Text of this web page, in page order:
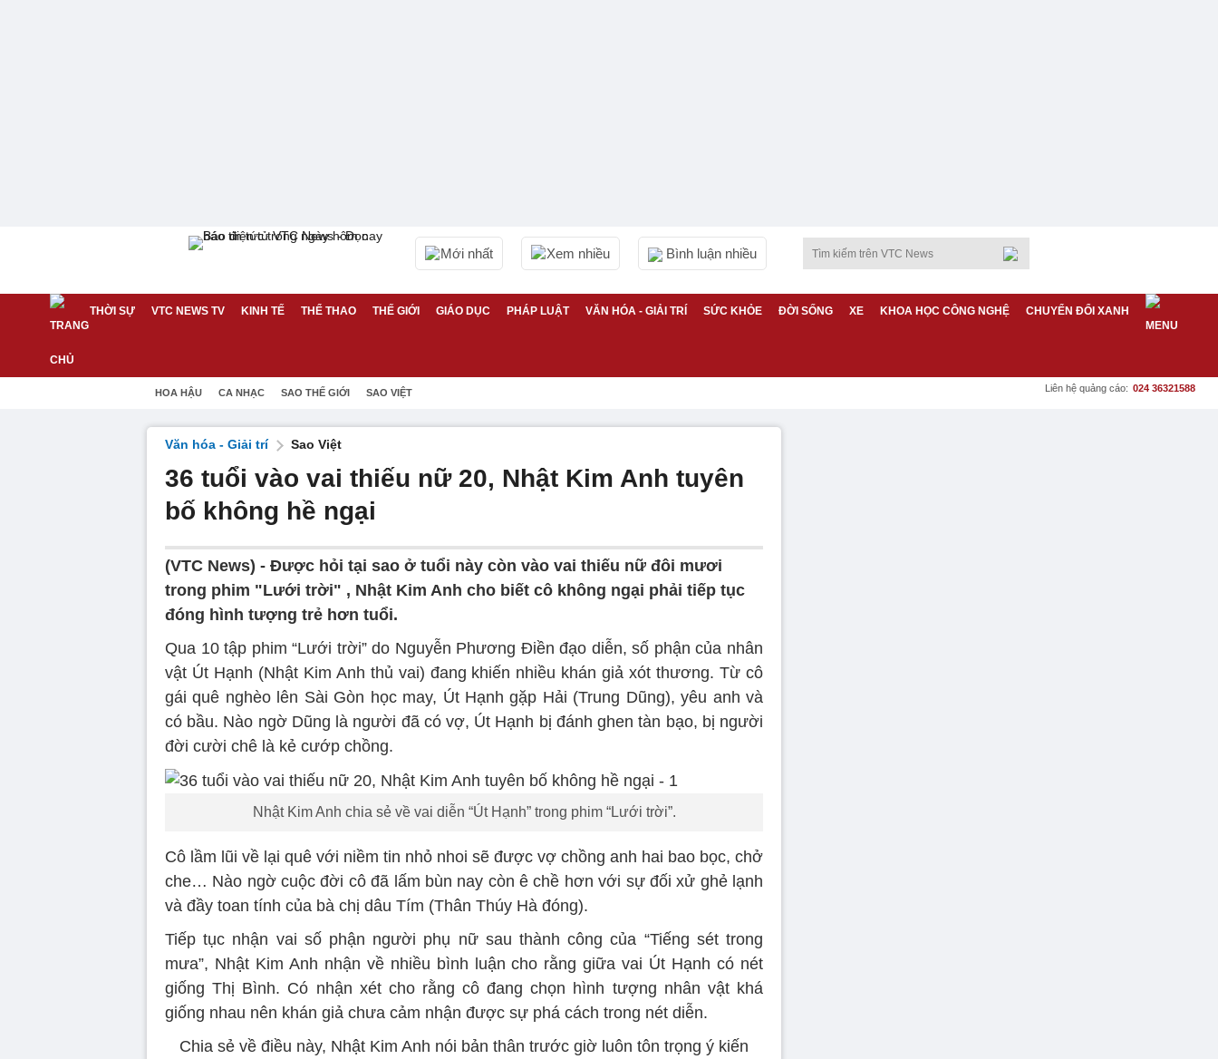
Mới nhất Xem nhiều Bình luận nhiều
THỜI SỰ VTC NEWS TV KINH TẾ THỂ THAO THẾ GIỚI GIÁO DỤC PHÁP LUẬT VĂN HÓA - GIẢI TRÍ SỨC KHỎE ĐỜI SỐNG XE KHOA HỌC CÔNG NGHỆ CHUYỂN ĐỔI XANH
HOA HẬU CA NHẠC SAO THẾ GIỚI SAO VIỆT Liên hệ quảng cáo: 024 36321588
Văn hóa - Giải trí Sao Việt
36 tuổi vào vai thiếu nữ 20, Nhật Kim Anh tuyên
bố không hề ngại
(VTC News) - Được hỏi tại sao ở tuổi này còn vào vai thiếu nữ đôi mươi
trong phim "Lưới trời" , Nhật Kim Anh cho biết cô không ngại phải tiếp tục
đóng hình tượng trẻ hơn tuổi.
Qua 10 tập phim “Lưới trời” do Nguyễn Phương Điền đạo diễn, số phận của nhân
vật Út Hạnh (Nhật Kim Anh thủ vai) đang khiến nhiều khán giả xót thương. Từ cô
gái quê nghèo lên Sài Gòn học may, Út Hạnh gặp Hải (Trung Dũng), yêu anh và
có bầu. Nào ngờ Dũng là người đã có vợ, Út Hạnh bị đánh ghen tàn bạo, bị người
đời cười chê là kẻ cướp chồng.
Nhật Kim Anh chia sẻ về vai diễn “Út Hạnh” trong phim “Lưới trời”.
Cô lầm lũi về lại quê với niềm tin nhỏ nhoi sẽ được vợ chồng anh hai bao bọc, chở
che… Nào ngờ cuộc đời cô đã lấm bùn nay còn ê chề hơn với sự đối xử ghẻ lạnh
và đầy toan tính của bà chị dâu Tím (Thân Thúy Hà đóng).
Tiếp tục nhận vai số phận người phụ nữ sau thành công của “Tiếng sét trong
mưa”, Nhật Kim Anh nhận về nhiều bình luận cho rằng giữa vai Út Hạnh có nét
giống Thị Bình. Có nhận xét cho rằng cô đang chọn hình tượng nhân vật khá
giống nhau nên khán giả chưa cảm nhận được sự phá cách trong nét diễn.
Chia sẻ về điều này, Nhật Kim Anh nói bản thân trước giờ luôn tôn trọng ý kiến